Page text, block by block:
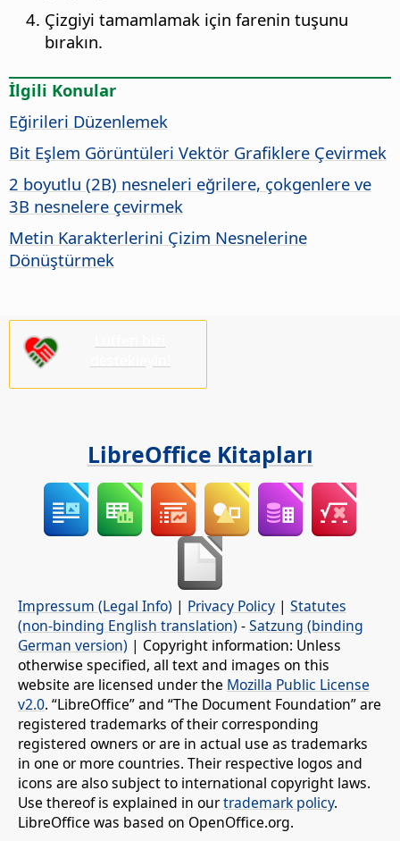
Çizgiyi tamamlamak için farenin tuşunu
bırakın.
İlgili Konular
Eğirileri Düzenlemek
Bit Eşlem Görüntüleri Vektör Grafiklere Çevirmek
2 boyutlu (2B) nesneleri eğrilere, çokgenlere ve
3B nesnelere çevirmek
Metin Karakterlerini Çizim Nesnelerine
Dönüştürmek
LibreOffice Kitapları
Impressum (Legal Info) | Privacy Policy | Statutes
(non-binding English translation) -Satzung (binding
German version) | Copyright information: Unless
otherwise specified, all text and images on this
website are licensed under the Mozilla Public License
v2.0. “LibreOffice” and “The Document Foundation” are
registered trademarks of their corresponding
registered owners or are in actual use as trademarks
in one or more countries. Their respective logos and
icons are also subject to international copyright laws.
Use thereof is explained in ourtrademark policy.
LibreOffice was based on OpenOffice.org.